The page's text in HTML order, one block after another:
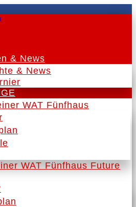
& News
& News
WAT Fünfhaus
WAT Fünfhaus Future